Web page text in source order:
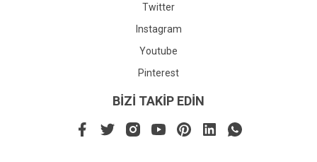
Twitter
Instagram
Youtube
Pinterest
BİZİ TAKİP EDİN